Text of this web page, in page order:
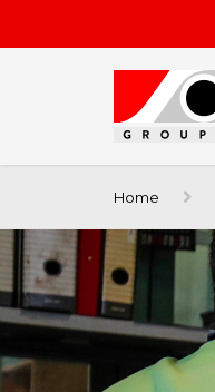
Home